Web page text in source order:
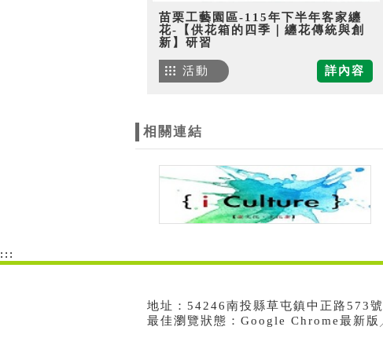
苗栗工藝園區-115年下半年客家纏
花-【供花箱的四季｜纏花傳統與創
新】研習
詳內容
活動
相關連結
:::
地址：54246南投縣草屯鎮中正路573
最佳瀏覽狀態：Google Chrome最新